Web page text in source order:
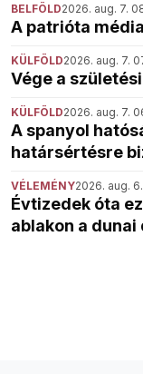
BELFÖLD2026. aug. 7.
A patrióta
KÜLFÖLD2026. aug. 7.
Vége a
KÜLFÖLD2026. aug. 7.
A spanyol
határsértésre
VÉLEMÉNY2026. aug.
Évtizedek óta
ablakon a